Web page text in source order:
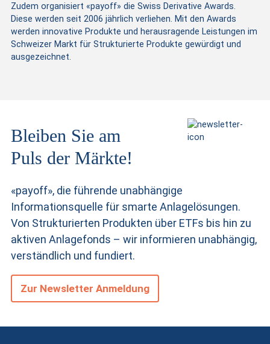
Zudem organisiert «payoff» die Swiss Derivative Awards.
Diese werden seit 2006 jährlich verliehen. Mit den Awards
werden innovative Produkte und herausragende Leistungen im
Schweizer Markt für Strukturierte Produkte gewürdigt und
ausgezeichnet.
Bleiben Sie am
Puls der Märkte!
«payoff», die führende unabhängige
Informationsquelle für smarte Anlagelösungen.
Von Strukturierten Produkten über ETFs bis hin zu
aktiven Anlagefonds – wir informieren unabhängig,
verständlich und fundiert.
Zur Newsletter Anmeldung